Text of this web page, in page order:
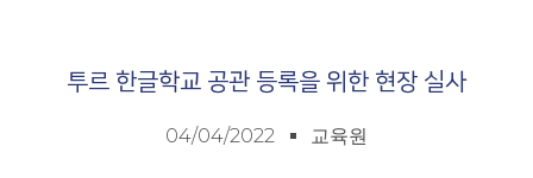
투르 한글학교 공관 등록을 위한 현장 실사
04/04/2022 교육원